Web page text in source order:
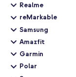
Realme
reMarkable
Samsung
Amazfit
Garmin
Polar